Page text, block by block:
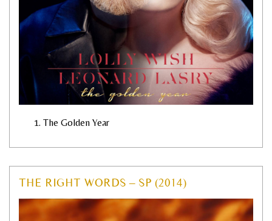
The Golden Year
THE RIGHT WORDS – SP (2014)